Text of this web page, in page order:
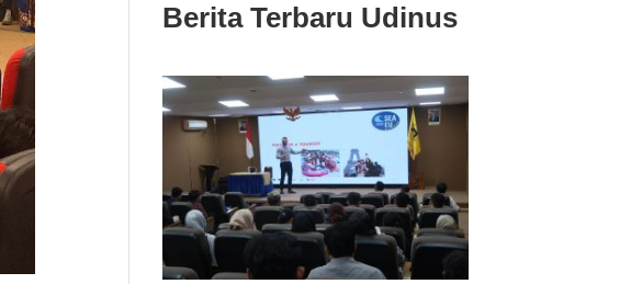
Berita Terbaru Udinus